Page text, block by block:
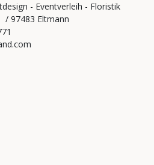
- Eventverleih - Floristik
/ 97483 Eltmann